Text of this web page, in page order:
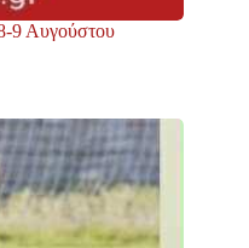
9 Αυγούστου